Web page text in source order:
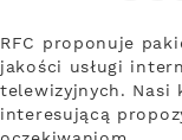
RFC proponuje
jakości usługi
telewizyjnych. Nasi
interesującą